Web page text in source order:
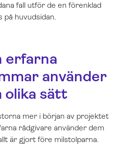
fall utför de en förenklad
huvudsidan.
erfarna
använder
olika sätt
mer i början av projektet
rådgivare använder dem
är gjort före milstolparna.